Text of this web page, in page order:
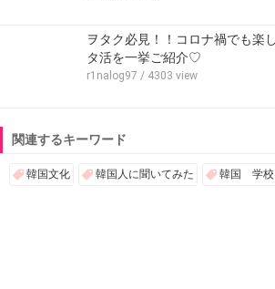
ヲタク必見！！コロナ禍でも楽
タ活を一挙ご紹介♡
r1nalog97 / 4303 view
関連するキーワード
韓国文化 韓国人に聞いてみた 韓国 学